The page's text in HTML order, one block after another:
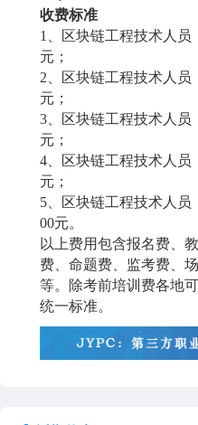
收费标准
1
、区块链工程技术人员
元；
2 、区块链工程技术人员
元；
3 、区块链工程技术人员
元；
4 、区块链工程技术人员
元；
5 、区块链工程技术人员
00元。
以上费用包含报名费、
费、命题费、监考费、
等。除考前培训费各地
统一标准。